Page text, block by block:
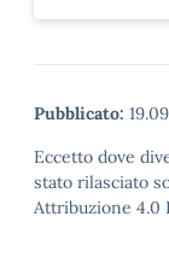
Pubblicato:
Eccetto dove
stato rilasciato
Attribuzione 4.0